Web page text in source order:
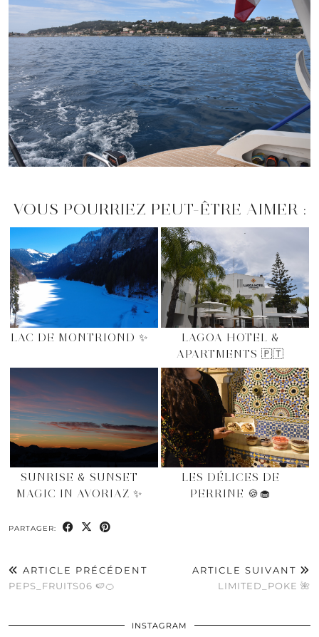
VOUS POURRIEZ PEUT-ÊTRE AIMER :
LAC DE MONTRIOND ✨
LAGOA HOTEL &
APARTMENTS 🇵🇹
SUNRISE & SUNSET
MAGIC IN AVORIAZ ✨
LES DÉLICES DE
PERRINE 🍪🧁
PARTAGER:
ARTICLE PRÉCÉDENT
PEPS_FRUITS06 🍉🍊
ARTICLE SUIVANT
LIMITED_POKE 🌺
INSTAGRAM